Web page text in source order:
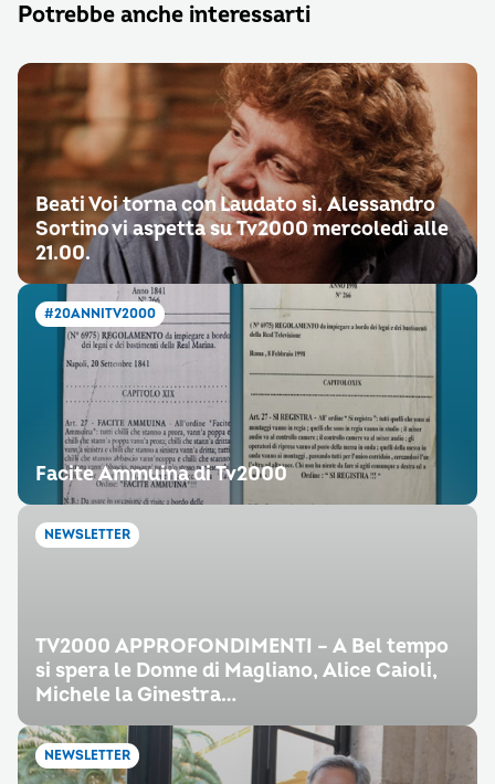
Potrebbe anche interessarti
Beati Voi torna con Laudato sì. Alessandro
Sortino vi aspetta su Tv2000 mercoledì alle
21.00.
#20ANNITV2000
Facite Ammuina di Tv2000
NEWSLETTER
TV2000 APPROFONDIMENTI – A Bel tempo
si spera le Donne di Magliano, Alice Caioli,
Michele la Ginestra…
NEWSLETTER